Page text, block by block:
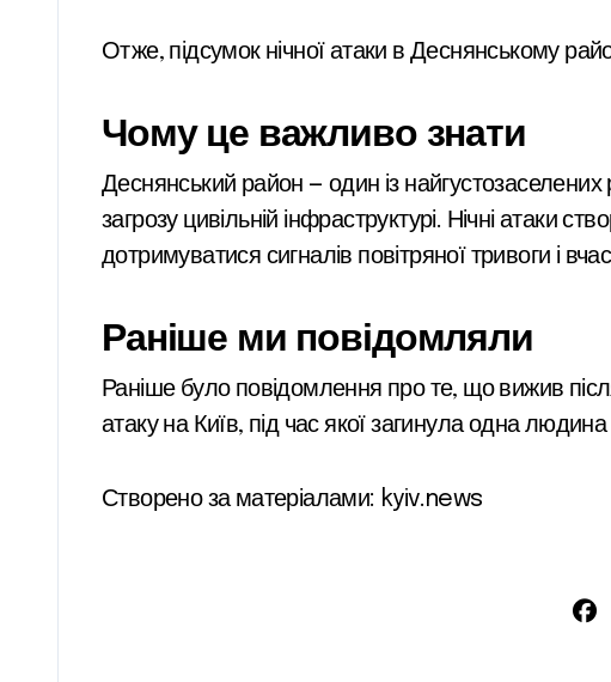
Отже, підсумок нічної атаки в Деснянському
Чому це важливо знати
Деснянський район — один із
загрозу цивільній інфраструктурі. Нічні
дотримуватися сигналів повітряної тривоги і
Раніше ми повідомляли
Раніше було повідомлення про те, що вижив
атаку на Київ, під час якої загинула одна
Створено за матеріалами: kyiv.news